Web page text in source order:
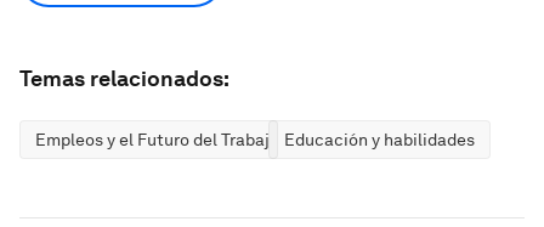
Temas relacionados:
Empleos y el Futuro del Trabajo Educación y habilidades